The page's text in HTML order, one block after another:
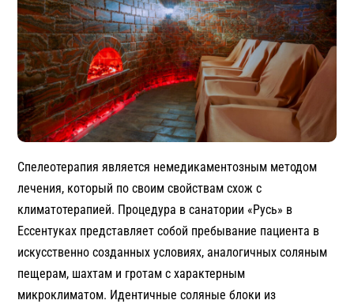
Спелеотерапия является немедикаментозным методом
лечения, который по своим свойствам схож с
климатотерапией. Процедура в санатории «Русь» в
Ессентуках представляет собой пребывание пациента в
искусственно созданных условиях, аналогичных соляным
пещерам, шахтам и гротам с характерным
микроклиматом. Идентичные соляные блоки из